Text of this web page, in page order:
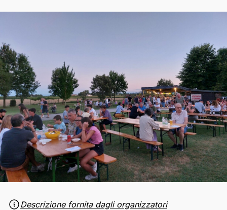
Descrizione fornita dagli organizzatori